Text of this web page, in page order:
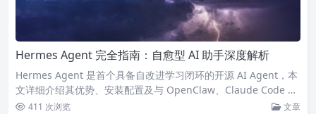
Hermes Agent 完全指南：自愈型 AI 助手深度解析
Hermes Agent 是首个具备自改进学习闭环的开源 AI Agent，本
文详细介绍其优势、安装配置及与 OpenClaw、Claude Code 的
对比。411 次浏览 文章